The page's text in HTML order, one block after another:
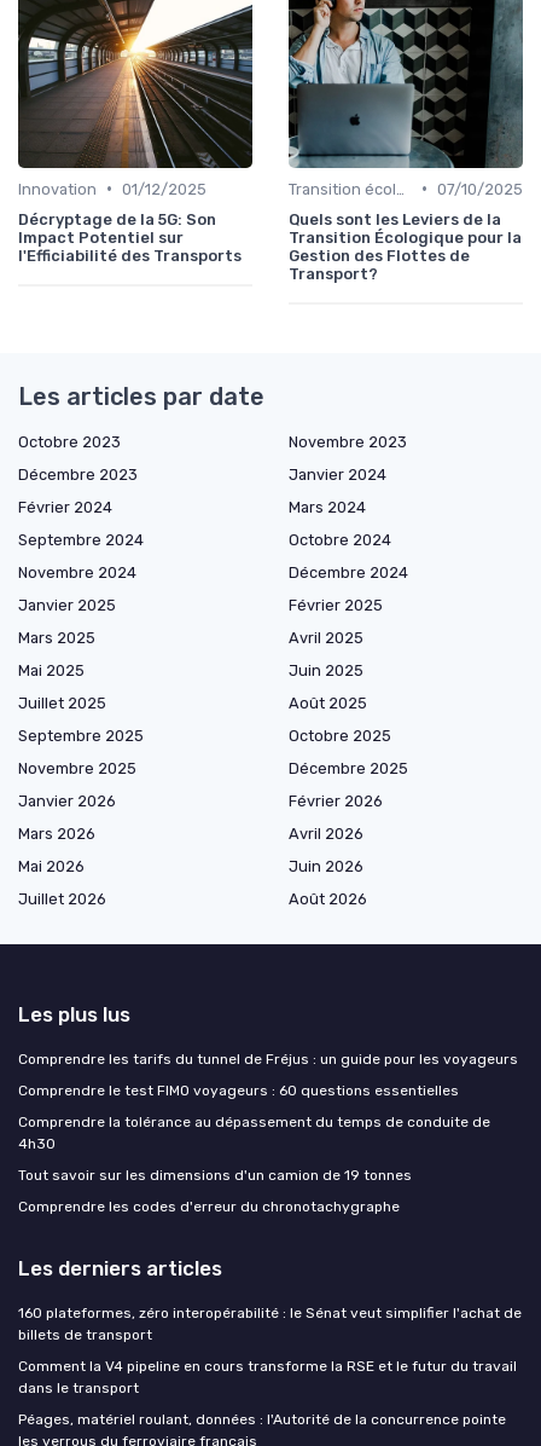
Innovation • 01/12/2025
Décryptage de la 5G: Son
Impact Potentiel sur
l'Efficiabilité des Transports
• 07/10/2025
Quels sont les Leviers de la
Transition Écologique pour la
Gestion des Flottes de
Transport?
Les articles par date
Octobre 2023
Novembre 2023
Décembre 2023
Janvier 2024
Février 2024
Mars 2024
Septembre 2024
Octobre 2024
Novembre 2024
Décembre 2024
Janvier 2025
Février 2025
Mars 2025
Avril 2025
Mai 2025
Juin 2025
Juillet 2025
Août 2025
Septembre 2025
Octobre 2025
Novembre 2025
Décembre 2025
Janvier 2026
Février 2026
Mars 2026
Avril 2026
Mai 2026
Juin 2026
Juillet 2026
Août 2026
Les plus lus
Comprendre les tarifs du tunnel de Fréjus : un guide pour les voyageurs
Comprendre le test FIMO voyageurs : 60 questions essentielles
Comprendre la tolérance au dépassement du temps de conduite de
4h30
Tout savoir sur les dimensions d'un camion de 19 tonnes
Comprendre les codes d'erreur du chronotachygraphe
Les derniers articles
160 plateformes, zéro interopérabilité : le Sénat veut simplifier l'achat de
billets de transport
Comment la V4 pipeline en cours transforme la RSE et le futur du travail
dans le transport
Péages, matériel roulant, données : l'Autorité de la concurrence pointe
les verrous du ferroviaire français